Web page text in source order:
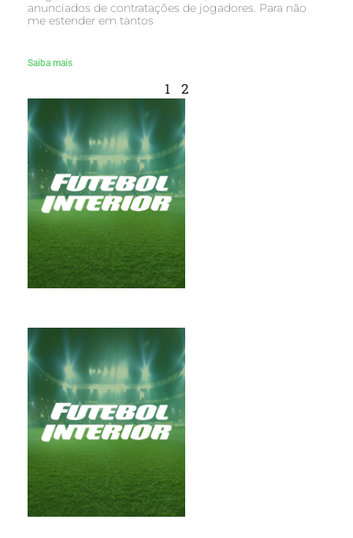
anunciados de contratações de jogadores. Para não
me estender em tantos
Saiba mais
1 2